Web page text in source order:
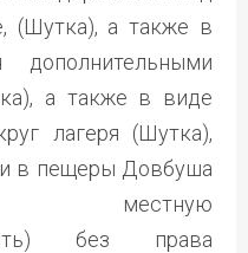
(Шутка), а также в
а также в виде
лагеря (Шутка),
в пещеры Довбуша
местную
без права